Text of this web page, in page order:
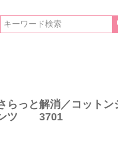
らっと解消／コットン
ンツ 3701